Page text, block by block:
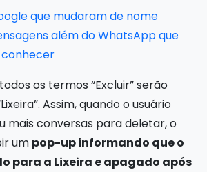
que mudaram de nome
além do WhatsApp que
os termos “Excluir” serão
Assim, quando o usuário
mais conversas para deletar, o
um pop-up informando que o
para a Lixeira e apagado após